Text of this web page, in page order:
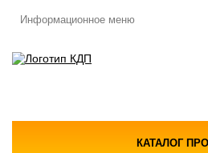
Информационное меню
КАТАЛОГ